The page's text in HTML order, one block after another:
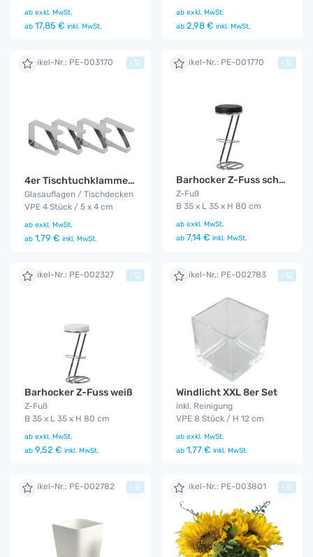
ab exkl. MwSt.
ab 17,85 € inkl. MwSt.
ab exkl. MwSt.
ab 2,98 € inkl. MwSt.
Artikel-Nr.: PE-003170
4er Tischtuchklammer Set
Glasauflagen / Tischdecken
VPE 4 Stück / 5 x 4 cm
ab exkl. MwSt.
ab 1,79 € inkl. MwSt.
+ Artikel-Nr.: PE-001770
Barhocker Z-Fuss schwarz
Z-Fuß
B 35 x L 35 x H 80 cm
ab exkl. MwSt.
ab 7,14 € inkl. MwSt.
+
Artikel-Nr.: PE-002327
Barhocker Z-Fuss weiß
Z-Fuß
B 35 x L 35 x H 80 cm
ab exkl. MwSt.
ab 9,52 € inkl. MwSt.
+ Artikel-Nr.: PE-002783
Windlicht XXL 8er Set
inkl. Reinigung
VPE 8 Stück / H 12 cm
ab exkl. MwSt.
ab 1,77 € inkl. MwSt.
+
Artikel-Nr.: PE-002782 + Artikel-Nr.: PE-003801 +